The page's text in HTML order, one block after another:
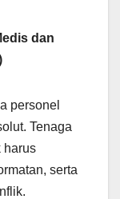
dan
personel
Tenaga
harus
serta